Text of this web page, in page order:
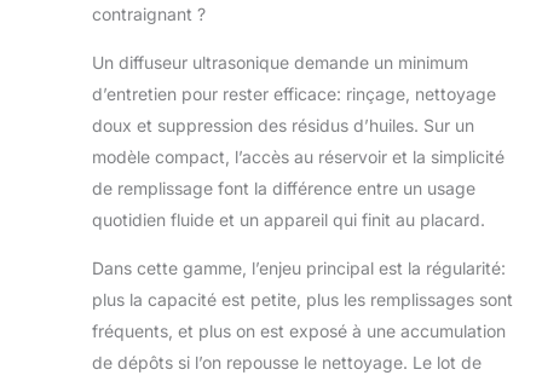
contraignant ?
Un diffuseur ultrasonique demande un minimum
d’entretien pour rester efficace: rinçage, nettoyage
doux et suppression des résidus d’huiles. Sur un
modèle compact, l’accès au réservoir et la simplicité
de remplissage font la différence entre un usage
quotidien fluide et un appareil qui finit au placard.
Dans cette gamme, l’enjeu principal est la régularité:
plus la capacité est petite, plus les remplissages sont
fréquents, et plus on est exposé à une accumulation
de dépôts si l’on repousse le nettoyage. Le lot de